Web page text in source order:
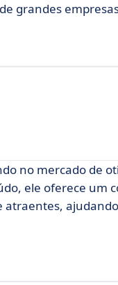
grandes
no mercado de
ele oferece um